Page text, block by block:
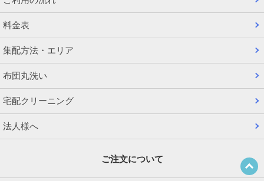
料金表
集配方法・エリア
布団丸洗い
宅配クリーニング
法人様へ
ご注文について